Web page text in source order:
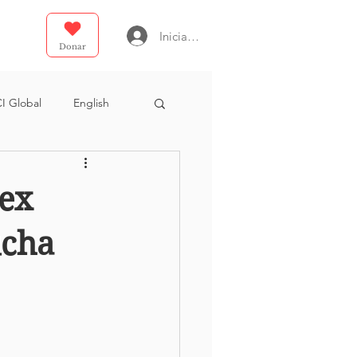
Donar
Iniciar sesión
Global English